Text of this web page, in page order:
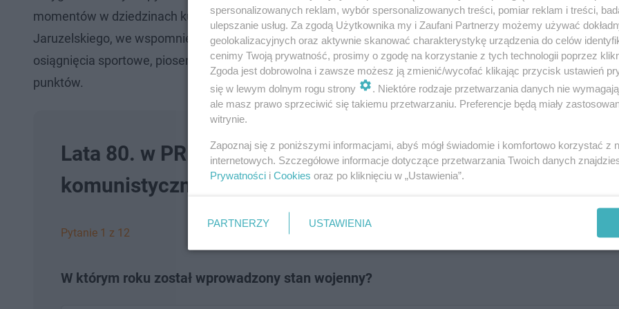
momentów w dziedzinach kultury bądź sportu. Mimo wielu problemów, jakie dręczyły Polskę pod rządami
Jaruzelskiego, we wspomnieniach Polaków nie brakuje nostalgii do dawnych czasów. Pamiętasz polityków,
osiągnięcia sportowe, piosenki czy technologię z tamtych lat? Tylko najwięksi eksperci zdobędą
punktów.
Lata 80. w PRL. Co wiesz o ostatniej dekadzie w
komunistycznej Polsce?
Pytanie 1 z 12
W którym roku został wprowadzony stan wojenny?
spersonalizowanych reklam, wybór spersonalizowanych treści, pomiar reklam i treści,
ulepszanie usług. Za zgodą Użytkownika my i Zaufani Partnerzy możemy używać
geolokalizacyjnych oraz aktywnie skanować charakterystykę urządzenia do celów
cenimy Twoją prywatność, prosimy o zgodę na korzystanie z tych technologii poprzez
Zgoda jest dobrowolna i zawsze możesz ją zmienić/wycofać klikając przycisk ustawień
się w lewym dolnym rogu strony
. Niektóre rodzaje przetwarzania danych nie
ale masz prawo sprzeciwić się takiemu przetwarzaniu. Preferencje będą miały
witrynie.
Zapoznaj się z poniższymi informacjami, abyś mógł świadomie i komfortowo korzystać z
internetowych. Szczegółowe informacje dotyczące przetwarzania Twoich danych
Prywatności i Cookies oraz po kliknięciu w „Ustawienia”.
PARTNERZY USTAWIENIA